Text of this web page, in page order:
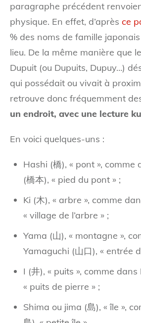
paragraphe précédent
physique. En effet, d’après ce
% des noms de famille
lieu. De la même manière que
Dupuit (ou Dupuits, Dupuy…)
qui possédait ou vivait à
retrouve donc fréquemment
un endroit, avec une lecture
En voici quelques-uns :
Hashi (橋), « pont »,
(橋本), « pied du pont » ;
Ki (木), « arbre », comme
« village de l’arbre » ;
Yama (山), « montagne »,
Yamaguchi (山口), « entrée
I (井), « puits », comme dans
« puits de pierre » ;
Shima ou jima (島), « île »,